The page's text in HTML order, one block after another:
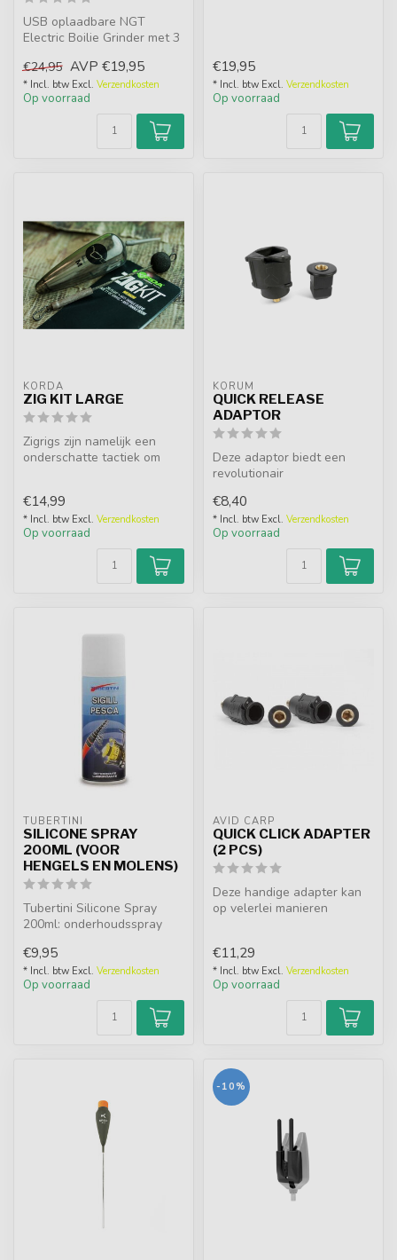
USB oplaadbare NGT
Electric Boilie Grinder met 3
kruim vo...
€24,95 AVP €19,95
* Incl. btw Excl. Verzendkosten
Op voorraad
€19,95
* Incl. btw Excl. Verzendkosten
Op voorraad
KORDA
ZIG KIT LARGE
Zigrigs zijn namelijk een
onderschatte tactiek om
€14,99
* Incl. btw Excl. Verzendkosten
Op voorraad
KORUM
QUICK RELEASE
ADAPTOR
Deze adaptor biedt een
revolutionair
waardoor u uw ge...
€8,40
* Incl. btw Excl. Verzendkosten
Op voorraad
TUBERTINI
SILICONE SPRAY
200ML (VOOR
HENGELS EN MOLENS)
Tubertini Silicone Spray
200ml: onderhoudsspray
Bescherm...
€9,95
* Incl. btw Excl. Verzendkosten
Op voorraad
AVID CARP
QUICK CLICK ADAPTER
(2 PCS)
Deze handige adapter kan
op velerlei manieren
€11,29
* Incl. btw Excl. Verzendkosten
Op voorraad
-10%